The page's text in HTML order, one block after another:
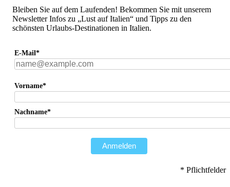
Bleiben Sie auf dem Laufenden! Bekommen Sie mit unserem
Newsletter Infos zu „Lust auf Italien“ und Tipps zu den
schönsten Urlaubs-Destinationen in Italien.
E-Mail*
Vorname*
Nachname*
Anmelden
* Pflichtfelder